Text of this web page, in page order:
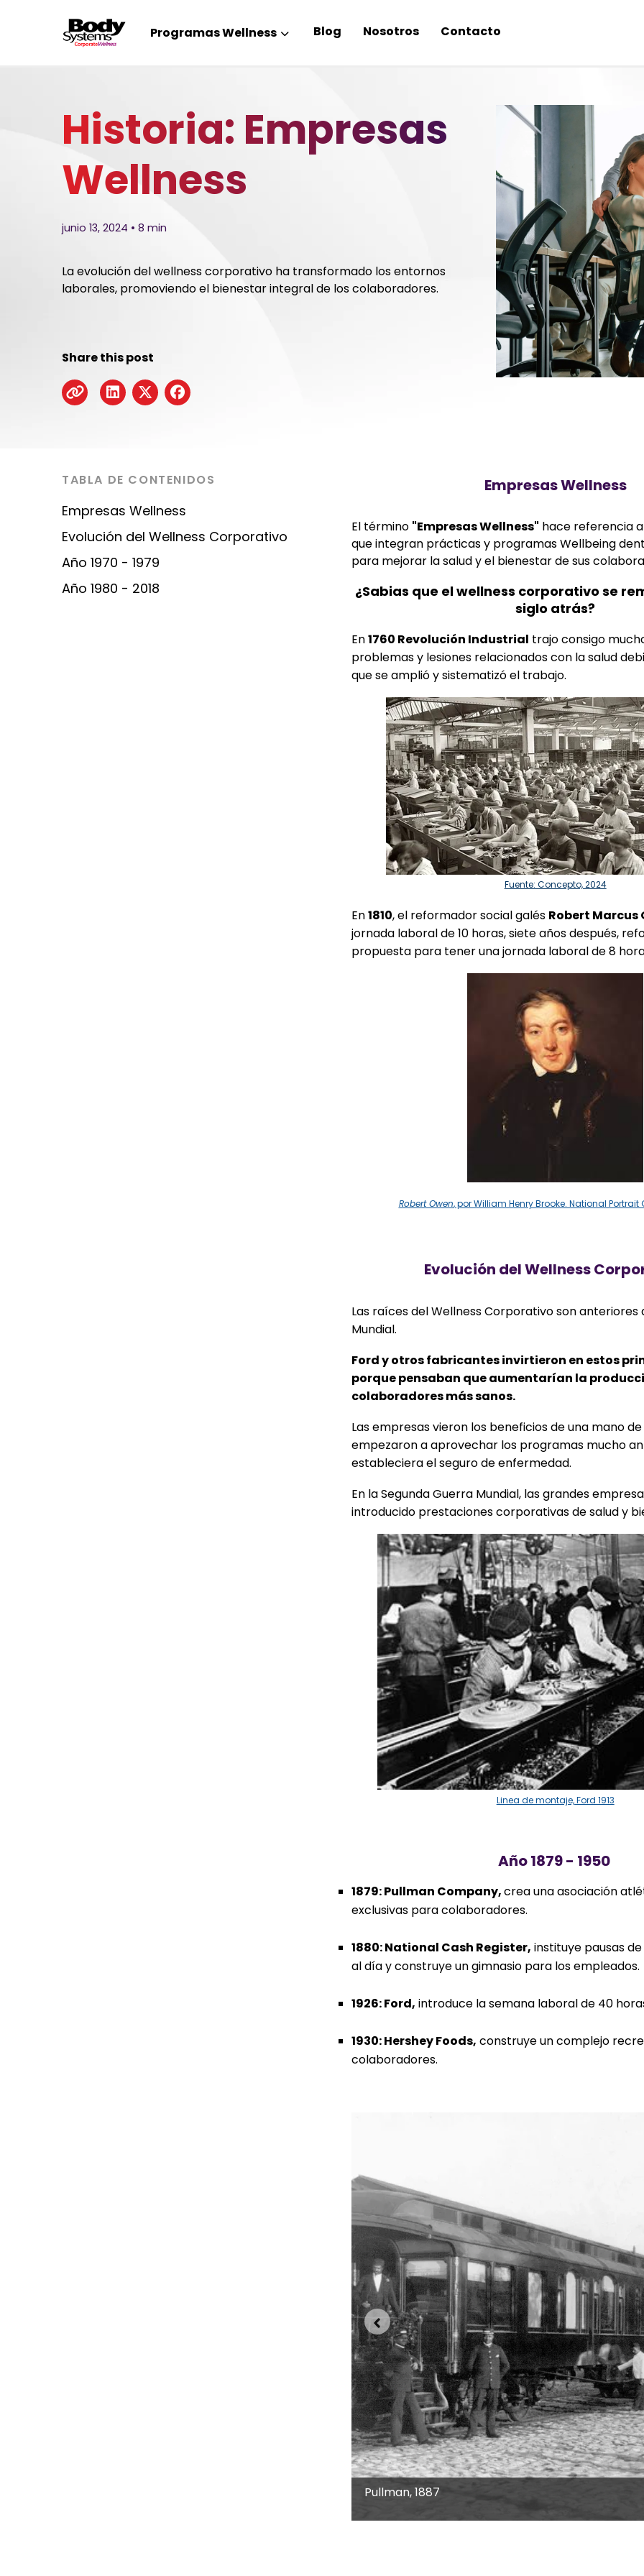
Programas Wellness Blog Nosotros Contacto
Historia: Empresas
Wellness
junio 13, 2024 • 8 min
La evolución del wellness corporativo ha transformado los entornos
laborales, promoviendo el bienestar integral de los colaboradores.
Share this post
TABLA DE CONTENIDOS
Empresas Wellness
Evolución del Wellness Corporativo
Año 1970 - 1979
Año 1980 - 2018
Empresas Wellness
El término "Empresas Wellness" hace referencia
que integran prácticas y programas Wellbeing
para mejorar la salud y el bienestar de sus
¿Sabias que el wellness corporativo se
siglo atrás?
En1760 Revolución Industrial trajo consigo
problemas y lesiones relacionados con la salud
que se amplió y sistematizó el trabajo.
Fuente: Concepto, 2024
En1810, el reformador social galés Robert Marcus
jornada laboral de 10 horas, siete años después,
propuesta para tener una jornada laboral de 8
Robert Owen, por William Henry Brooke. National Portrait
Evolución del Wellness
Las raíces del Wellness Corporativo son anteriores
Mundial.
Ford y otros fabricantes invirtieron en estos
porque pensaban que aumentarían la
colaboradores más sanos.
Las empresas vieron los beneficios de una mano
empezaron a aprovechar los programas mucho
estableciera el seguro de enfermedad.
En la Segunda Guerra Mundial, las grandes
introducido prestaciones corporativas de salud y
Linea de montaje, Ford 1913
Año 1879 - 1950
1879: Pullman Company,crea una asociación
exclusivas para colaboradores.
1880: National Cash Register, instituye pausas
al día y construye un gimnasio para los empleados.
1926: Ford, introduce la semana laboral de 40
1930: Hershey Foods, construye un complejo
colaboradores.
Pullman, 1887